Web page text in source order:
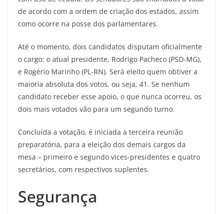
de acordo com a ordem de criação dos estados, assim
como ocorre na posse dos parlamentares.
Até o momento, dois candidatos disputam oficialmente
o cargo: o atual presidente, Rodrigo Pacheco (PSD-MG),
e Rogério Marinho (PL-RN). Será eleito quem obtiver a
maioria absoluta dos votos, ou seja, 41. Se nenhum
candidato receber esse apoio, o que nunca ocorreu, os
dois mais votados vão para um segundo turno.
Concluída a votação, é iniciada a terceira reunião
preparatória, para a eleição dos demais cargos da
mesa – primeiro e segundo vices-presidentes e quatro
secretários, com respectivos suplentes.
Segurança